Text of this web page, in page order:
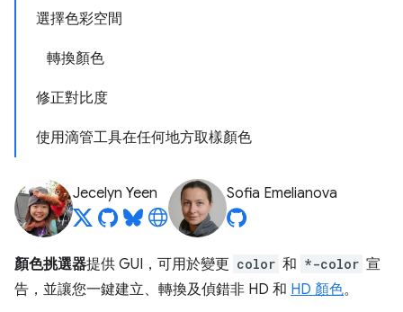
選擇色彩空間
轉換顏色
修正對比度
使用滴管工具在任何地方取樣顏色
Jecelyn Yeen Sofia Emelianova
顏色挑選器提供 GUI，可用於變更 color 和 *-color 宣
告，並讓您一鍵建立、轉換及偵錯非 HD 和 HD 顏色。